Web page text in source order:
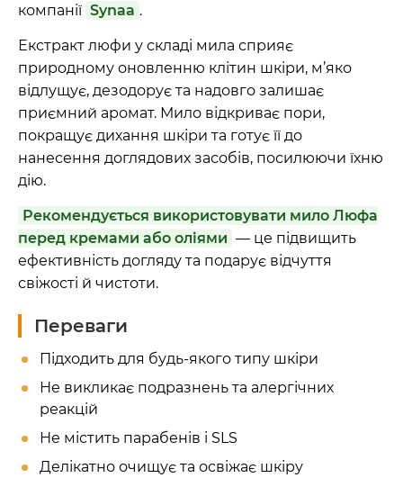
компанії Synaa .
Екстракт люфи у складі мила сприяє
природному оновленню клітин шкіри, м’яко
відлущує, дезодорує та надовго залишає
приємний аромат. Мило відкриває пори,
покращує дихання шкіри та готує її до
нанесення доглядових засобів, посилюючи їхню
дію.
Рекомендується використовувати мило Люфа
перед кремами або оліями — це підвищить
ефективність догляду та подарує відчуття
свіжості й чистоти.
Переваги
Підходить для будь-якого типу шкіри
Не викликає подразнень та алергічних
реакцій
Не містить парабенів і SLS
Делікатно очищує та освіжає шкіру